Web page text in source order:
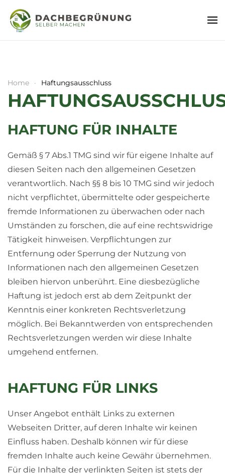
Home Haftungsausschluss
HAFTUNG FÜR INHALTE
Gemäß § 7 Abs.1 TMG sind wir für eigene Inhalte auf
diesen Seiten nach den allgemeinen Gesetzen
verantwortlich. Nach §§ 8 bis 10 TMG sind wir jedoch
nicht verpflichtet, übermittelte oder gespeicherte
fremde Informationen zu überwachen oder nach
Umständen zu forschen, die auf eine rechtswidrige
Tätigkeit hinweisen. Verpflichtungen zur
Entfernung oder Sperrung der Nutzung von
Informationen nach den allgemeinen Gesetzen
bleiben hiervon unberührt. Eine diesbezügliche
Haftung ist jedoch erst ab dem Zeitpunkt der
Kenntnis einer konkreten Rechtsverletzung
möglich. Bei Bekanntwerden von entsprechenden
Rechtsverletzungen werden wir diese Inhalte
umgehend entfernen.
HAFTUNG FÜR LINKS
Unser Angebot enthält Links zu externen
Webseiten Dritter, auf deren Inhalte wir keinen
Einfluss haben. Deshalb können wir für diese
fremden Inhalte auch keine Gewähr übernehmen.
Für die Inhalte der verlinkten Seiten ist stets der